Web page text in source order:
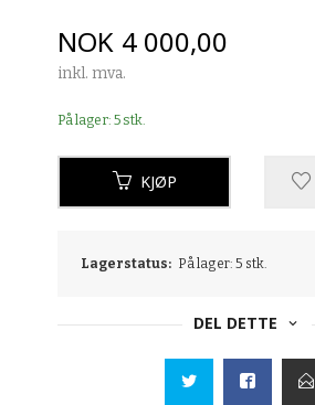
Pris
NOK 4 000,00
inkl. mva.
På lager: 5 stk.
KJØP
Lagerstatus: På lager: 5 stk.
DEL DETTE